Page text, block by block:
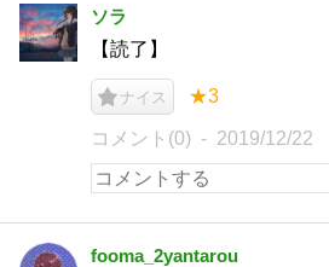
ソラ
【読了】
ナイス ★3
コメント(0) 2019/12/22
fooma_2yantarou